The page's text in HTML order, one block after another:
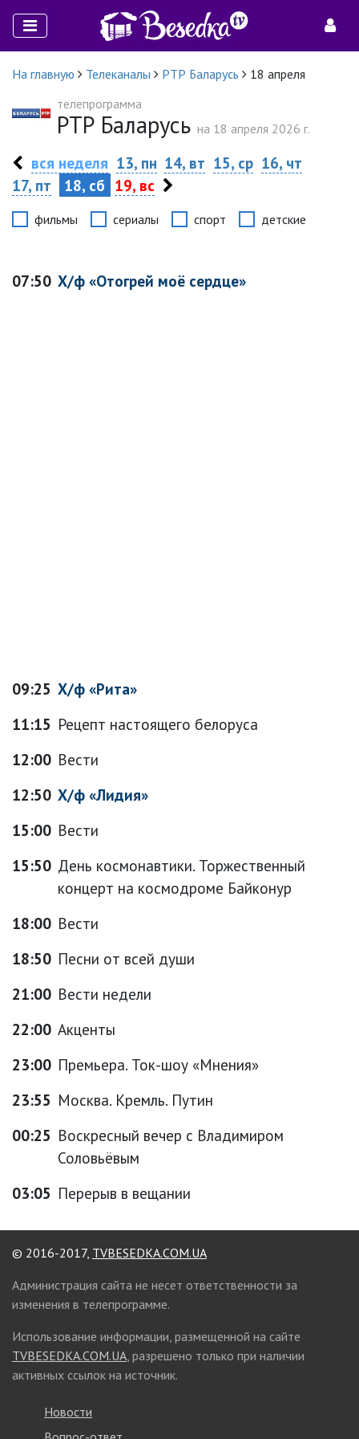
На главную Телеканалы РТР Баларусь
18 апреля
телепрограмма
РТР Баларусь на 18 апреля 2026 г.
вся неделя 13, пн 14, вт 15, ср 16, чт
17, пт
18, сб 19, вс
фильмы сериалы спорт детские
07:50 Х/ф «Отогрей моё сердце»
09:25 Х/ф «Рита»
11:15 Рецепт настоящего белоруса
12:00 Вести
12:50 Х/ф «Лидия»
15:00 Вести
15:50 День космонавтики. Торжественный
концерт на космодроме Байконур
18:00 Вести
18:50 Песни от всей души
21:00 Вести недели
22:00 Акценты
23:00 Премьера. Ток-шоу «Мнения»
23:55 Москва. Кремль. Путин
00:25 Воскресный вечер с Владимиром
Соловьёвым
03:05 Перерыв в вещании
© 2016-2017, TVBESEDKA.COM.UA
Администрация сайта не несет ответственности за
изменения в телепрограмме.
Использование информации, размещенной на сайте
TVBESEDKA.COM.UA, разрешено только при наличии
активных ссылок на источник.
Новости